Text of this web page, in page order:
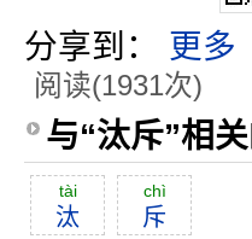
分享到： 更多
阅读(1931次)
与“汰斥”相
tài
汰
chì
斥